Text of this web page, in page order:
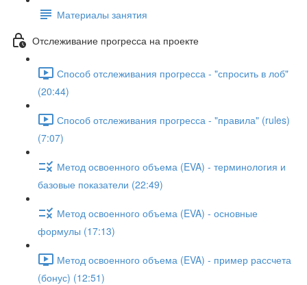
Материалы занятия
Отслеживание прогресса на проекте
Способ отслеживания прогресса - "спросить в лоб"
(20:44)
Способ отслеживания прогресса - "правила" (rules)
(7:07)
Метод освоенного объема (EVA) - терминология и
базовые показатели (22:49)
Метод освоенного объема (EVA) - основные
формулы (17:13)
Метод освоенного объема (EVA) - пример рассчета
(бонус) (12:51)